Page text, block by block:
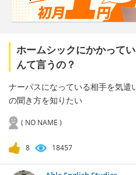
ホームシックにかかって
んて言うの？
ナーバスになっている相手を気遣
の聞き方を知りたい
( NO NAME )
8 18457